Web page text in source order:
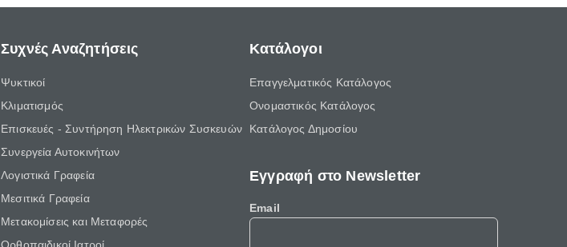
Συχνές Αναζητήσεις
Ψυκτικοί
Κλιματισμός
Επισκευές - Συντήρηση Ηλεκτρικών Συσκευών
Συνεργεία Αυτοκινήτων
Λογιστικά Γραφεία
Μεσιτικά Γραφεία
Μετακομίσεις και Μεταφορές
Κατάλογοι
Επαγγελματικός Κατάλογος
Ονομαστικός Κατάλογος
Κατάλογος Δημοσίου
Εγγραφή στο Newsletter
Email